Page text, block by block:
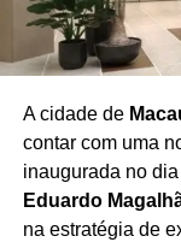
editorial
pessoas
dias de evento,
A cidade de
contar com uma
inaugurada no dia
Eduardo
na estratégia de